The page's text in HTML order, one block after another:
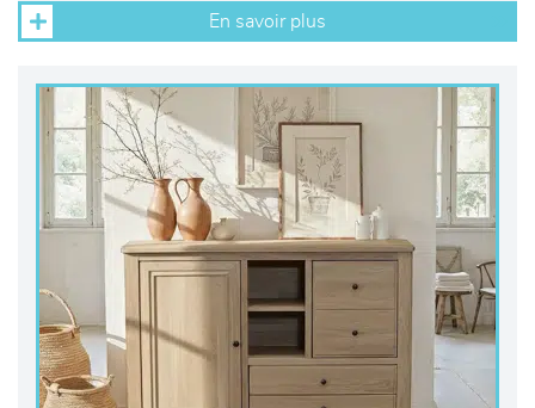
En savoir plus